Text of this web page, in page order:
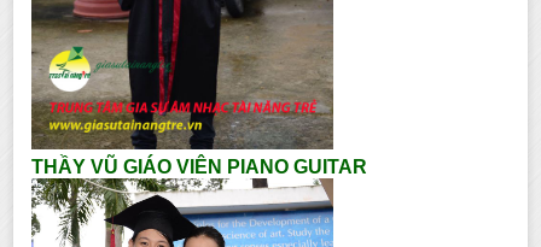
THẦY VŨ GIÁO VIÊN PIANO GUITAR